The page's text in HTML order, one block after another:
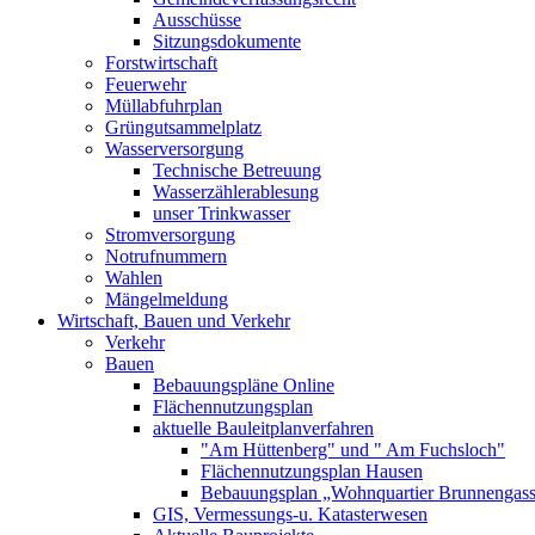
Ausschüsse
Sitzungsdokumente
Forstwirtschaft
Feuerwehr
Müllabfuhrplan
Grüngutsammelplatz
Wasserversorgung
Technische Betreuung
Wasserzählerablesung
unser Trinkwasser
Stromversorgung
Notrufnummern
Wahlen
Mängelmeldung
Wirtschaft, Bauen und Verkehr
Verkehr
Bauen
Bebauungspläne Online
Flächennutzungsplan
aktuelle Bauleitplanverfahren
"Am Hüttenberg" und " Am Fuchsloch"
Flächennutzungsplan Hausen
Bebauungsplan „Wohnquartier
GIS, Vermessungs-u. Katasterwesen